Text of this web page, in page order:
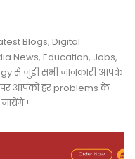
Blogs, Digital
News, Education, Jobs,
से जुडी सभी जानकारी आपके
पर आपको हर problems के
!